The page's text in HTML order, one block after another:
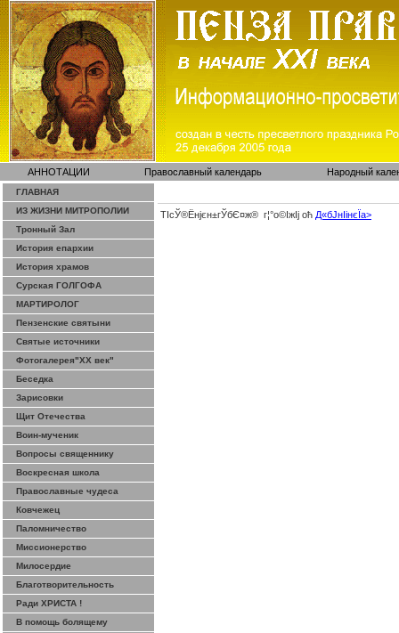
АННОТАЦИИ Православный календарь Народный
ГЛАВНАЯ
ИЗ ЖИЗНИ МИТРОПОЛИИ
Тронный Зал
История епархии
История храмов
Сурская ГОЛГОФА
МАРТИРОЛОГ
Пензенские святыни
Святые источники
Фотогалерея"ХХ век"
Беседка
Зарисовки
Щит Отечества
Воин-мученик
Вопросы священнику
Воскресная школа
Православные чудеса
Ковчежец
Паломничество
Миссионерство
Милосердие
Благотворительность
Ради ХРИСТА !
В помощь болящему
ТІсЎ®Ёнјєн±­гЎ­бЄ¤ж® г¦°о©ІжІј оћ Д«бЈ­нІінєЇa>